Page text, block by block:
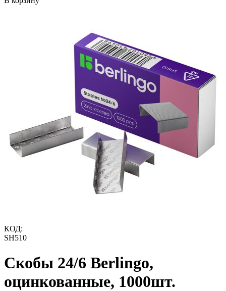
КОД:
SH510
Скобы 24/6 Berlingo,
оцинкованные, 1000шт.